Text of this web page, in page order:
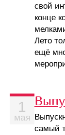
свой
конце
Лето
ещё
1
мая
самый